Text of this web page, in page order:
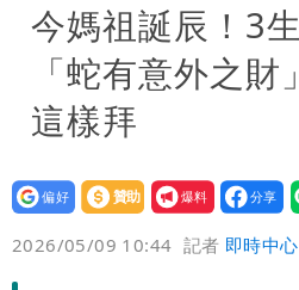
接班人「終於有消
台玻夫人長子最後
莉玲「冷血媽媽」
35歲早餐不吃鐵板
頭 辦公室全是「1
班鐵翔誇姜厚任女
異 網笑：老師好
「民進黨有她裸照
黨墮落還不准人說
13子女擠10坪屋
今媽祖誕辰！3
「蛇有意外之
這樣拜
設為
贊助
我要
爆料
2026/05/09 10:44 記者 即時中心